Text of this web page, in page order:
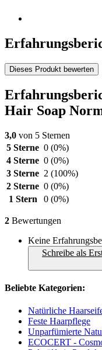
Dieses Produkt bewerten
Hair Soap
3,0 von 5 Sternen
5 Sterne 0 (0%)
4 Sterne 0 (0%)
3 Sterne 2 (100%)
2 Sterne 0 (0%)
1 Stern
0 (0%)
2 Bewertungen
Keine
Schreibe als
Beliebte Kategorien:
Natürliche
Feste Haarpflege
Unparfümierte
ECOCERT -